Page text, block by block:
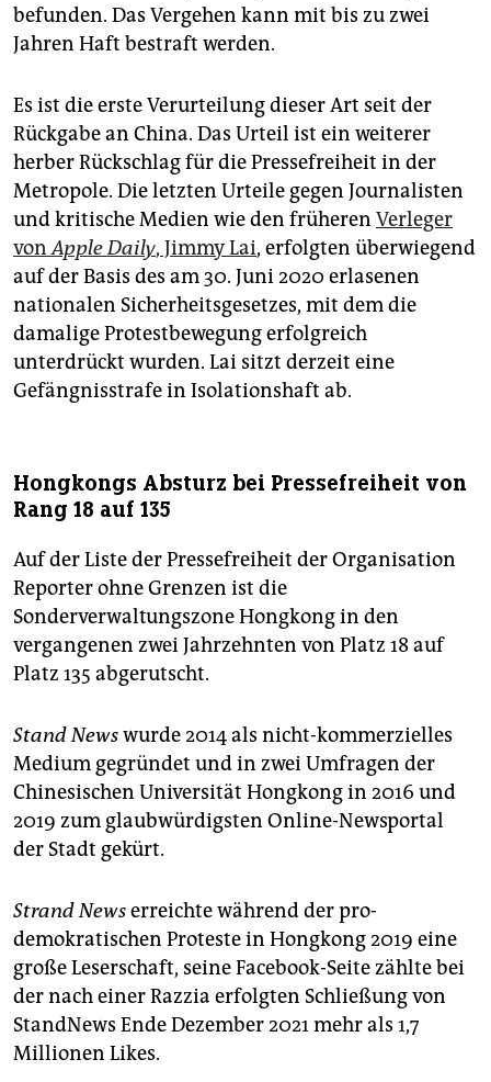
befunden. Das Vergehen kann mit bis zu zwei
Jahren Haft bestraft werden.
Es ist die erste Verurteilung dieser Art seit der
Rückgabe an China. Das Urteil ist ein weiterer
herber Rückschlag für die Pressefreiheit in der
Metropole. Die letzten Urteile gegen Journalisten
und kritische Medien wie den früheren Verleger
vonApple Daily, Jimmy Lai, erfolgten überwiegend
auf der Basis des am 30. Juni 2020 erlasenen
nationalen Sicherheitsgesetzes, mit dem die
damalige Protestbewegung erfolgreich
unterdrückt wurden. Lai sitzt derzeit eine
Gefängnisstrafe in Isolationshaft ab.
Hongkongs Absturz bei Pressefreiheit von
Rang 18 auf 135
Auf der Liste der Pressefreiheit der Organisation
Reporter ohne Grenzen ist die
Sonderverwaltungszone Hongkong in den
vergangenen zwei Jahrzehnten von Platz 18 auf
Platz 135 abgerutscht.
Stand Newswurde 2014 als nicht-kommerzielles
Medium gegründet und in zwei Umfragen der
Chinesischen Universität Hongkong in 2016 und
2019 zum glaubwürdigsten Online-Newsportal
der Stadt gekürt.
Strand Newserreichte während der pro-
demokratischen Proteste in Hongkong 2019 eine
große Leserschaft, seine Facebook-Seite zählte bei
der nach einer Razzia erfolgten Schließung von
StandNews Ende Dezember 2021 mehr als 1,7
Millionen Likes.